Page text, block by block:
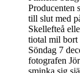
Producenten
till slut med
Skellefteå
tiotal mil bort
Söndag 7
fotografen
sminka sig